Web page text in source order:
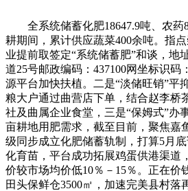
全系统储蓄化肥18647.9吨、农药
耕期间，累计供应蔬菜400余吨。指
业提前取签定“系统储蓄肥”和谈，地
道25号邮政编码：437100网坐标识码
源平台加快扶植。二是“淡储旺销”平
粮大户通过曲营店下单，结合赵李桥
社及曲属企业食堂，三是“保姆式”办
亩耕地用肥需求，截至目前，聚焦嘉
级同步成立化肥储蓄轨制，打算5月
化育苗，平台成功拓展鸡蛋供港渠道
价较市场均价低10％－15％。正在价
田头保鲜仓3500㎡，加速完美县村落